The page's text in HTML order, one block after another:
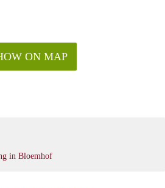
ON MAP
in Bloemhof